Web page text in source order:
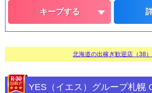
キープする
北海道の出稼ぎ歓迎店（38）